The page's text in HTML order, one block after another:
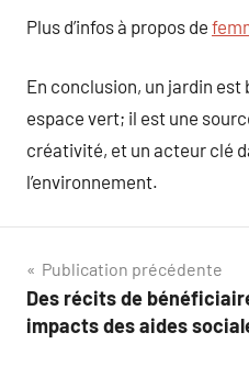
Plus d’infos à propos de
En conclusion, un jardin est
espace vert; il est une
créativité, et un acteur clé
l’environnement.
Navigation
de
Publication précédente
Des récits de
impacts des aides